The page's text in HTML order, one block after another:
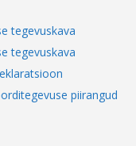
tegevuskava
tegevuskava
piirangud